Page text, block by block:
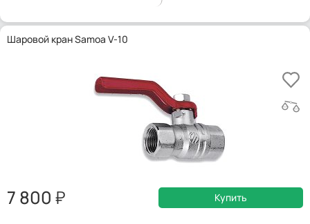
Шаровой кран Samoa V-10
7 800 Купить